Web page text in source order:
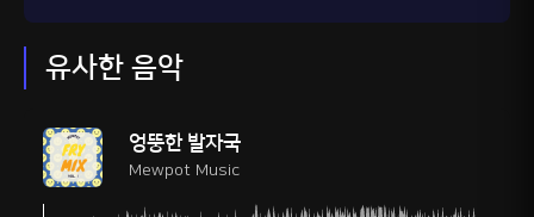
유사한 음악
엉뚱한 발자국
Mewpot Music